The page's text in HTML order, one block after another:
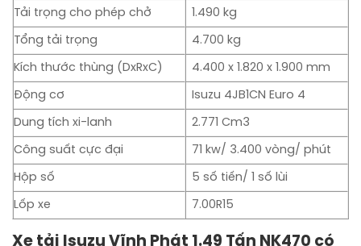
Tải trọng cho phép chở 1.490 kg
Tổng tải trọng 4.700 kg
Kích thước thùng (DxRxC) 4.400 x 1.820 x 1.900 mm
Động cơ Isuzu 4JB1CN Euro 4
Dung tích xi-lanh 2.771 Cm3
Công suất cực đại 71 kw/ 3.400 vòng/ phút
Hộp số 5 số tiến/ 1 số lùi
Lốp xe 7.00R15
Xe tải Isuzu Vĩnh Phát 1.49 Tấn NK470 có